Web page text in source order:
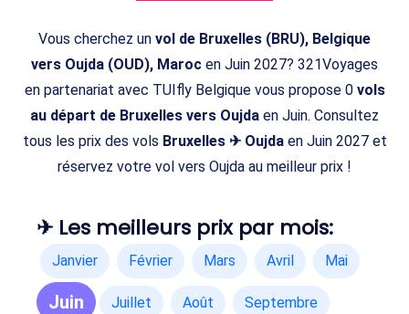
Vous cherchez un vol de Bruxelles (BRU), Belgique
vers Oujda (OUD), Maroc en Juin 2027? 321Voyages
en partenariat avec TUIfly Belgique vous propose 0 vols
au départ de Bruxelles vers Oujda en Juin. Consultez
tous les prix des vols Bruxelles ✈ Oujdaen Juin 2027 et
réservez votre vol vers Oujda au meilleur prix !
✈ Les meilleurs prix par mois:
Janvier Février Mars Avril Mai
Juin Juillet Août Septembre